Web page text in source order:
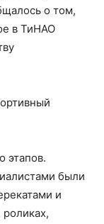
о том,
в ТиНАО
этапов.
были
и